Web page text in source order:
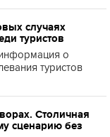
случаях
туристов
о
туристов
Столичная
сценарию без